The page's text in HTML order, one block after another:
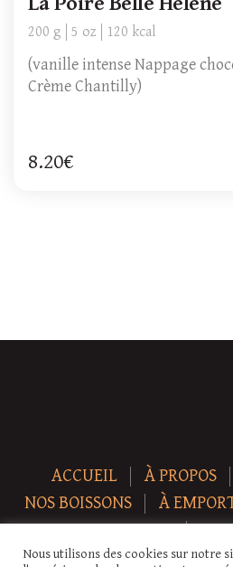
200 g 5 oz 120 kcal
(vanille intense Nappage
Crème Chantilly)
8.20€
ACCUEIL À PROPOS
NOS BOISSONS
À
NEWS
Nous utilisons des cookies sur notre